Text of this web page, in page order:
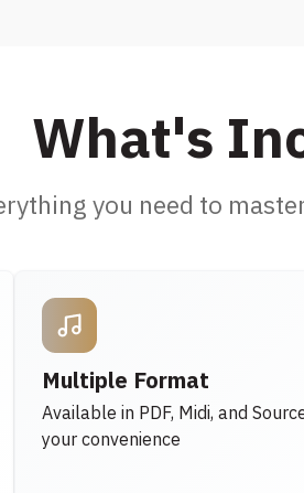
What's
you need to
Multiple Format
Available in PDF, Midi, and
your convenience